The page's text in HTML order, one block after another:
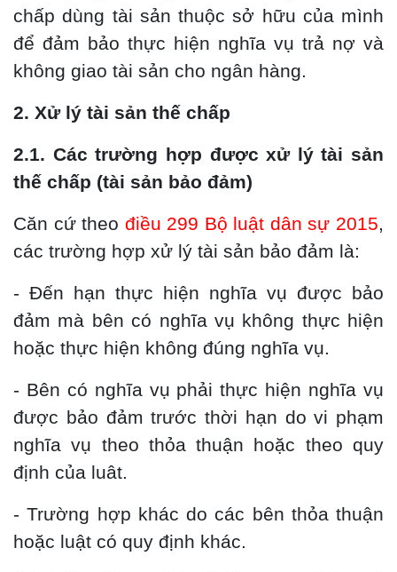
chấp dùng tài sản thuộc sở hữu của mình
để đảm bảo thực hiện nghĩa vụ trả nợ và
không giao tài sản cho ngân hàng.
2. Xử lý tài sản thế chấp
2.1. Các trường hợp được xử lý tài sản
thế chấp (tài sản bảo đảm)
Căn cứ theo điều 299 Bộ luật dân sự 2015,
các trường hợp xử lý tài sản bảo đảm là:
- Đến hạn thực hiện nghĩa vụ được bảo
đảm mà bên có nghĩa vụ không thực hiện
hoặc thực hiện không đúng nghĩa vụ.
- Bên có nghĩa vụ phải thực hiện nghĩa vụ
được bảo đảm trước thời hạn do vi phạm
nghĩa vụ theo thỏa thuận hoặc theo quy
định của luât.
- Trường hợp khác do các bên thỏa thuận
hoặc luật có quy định khác.